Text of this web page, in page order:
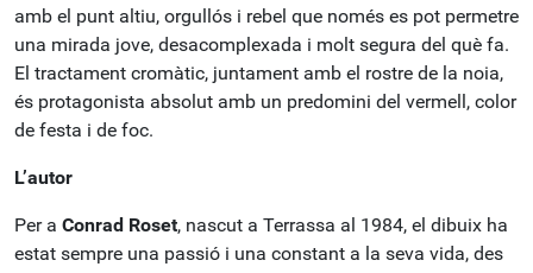
amb el punt altiu, orgullós i rebel que només es pot permetre
una mirada jove, desacomplexada i molt segura del què fa.
El tractament cromàtic, juntament amb el rostre de la noia,
és protagonista absolut amb un predomini del vermell, color
de festa i de foc.
L’autor
Per a Conrad Roset, nascut a Terrassa al 1984, el dibuix ha
estat sempre una passió i una constant a la seva vida, des